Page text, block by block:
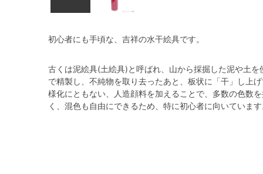
初心者にも手頃な、吉祥の水干絵具です。
古くは泥絵具(土絵具)と呼ばれ、山から採掘した泥や土
で精製し、不純物を取り去ったあと、板状に「干」し上
様化にともない、人造顔料を加えることで、多数の色数
く、混色も自由にできるため、特に初心者に向いていま